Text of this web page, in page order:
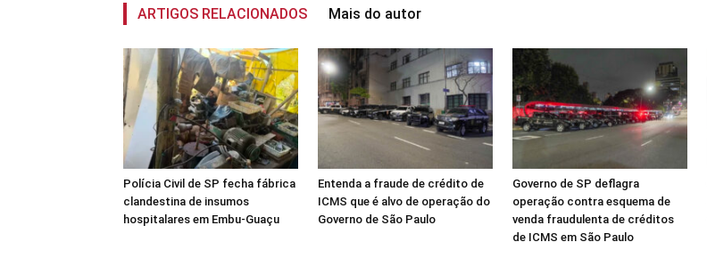
ARTIGOS RELACIONADOS Mais do autor
Polícia Civil de SP fecha fábrica
clandestina de insumos
hospitalares em Embu-Guaçu
Entenda a fraude de crédito de
ICMS que é alvo de operação do
Governo de São Paulo
Governo de SP deflagra
operação contra esquema de
venda fraudulenta de créditos
de ICMS em São Paulo